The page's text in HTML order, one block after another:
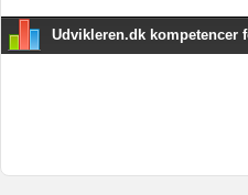
Udvikleren.dk kompetencer